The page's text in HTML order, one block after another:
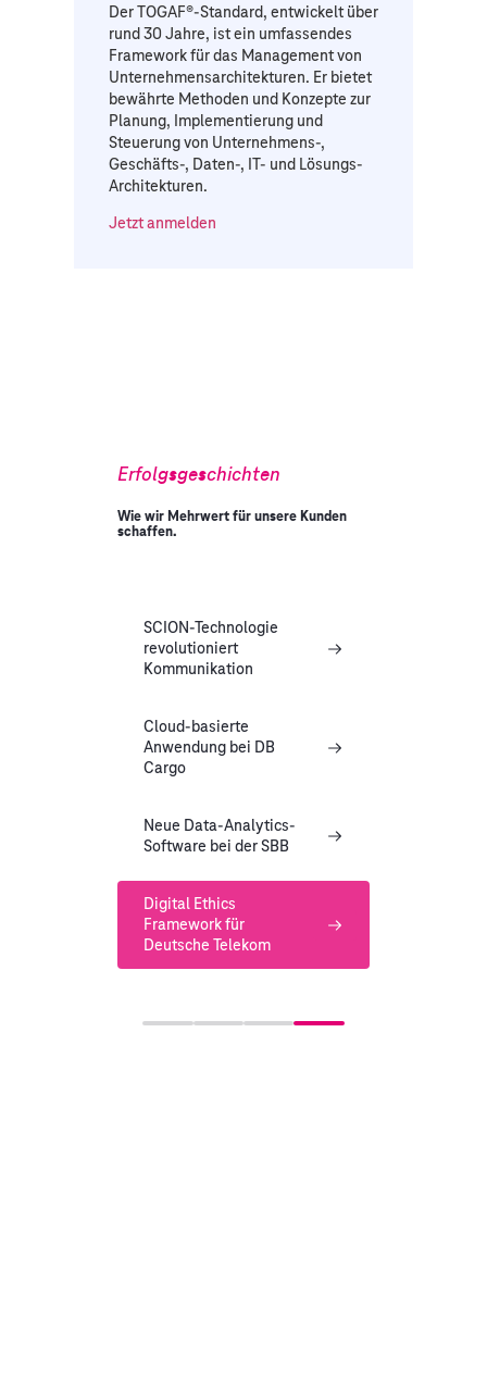
Der TOGAF®-Standard, entwickelt über
rund 30 Jahre, ist ein umfassendes
Framework für das Management von
Unternehmensarchitekturen. Er bietet
bewährte Methoden und Konzepte zur
Planung, Implementierung und
Steuerung von Unternehmens-,
Geschäfts-, Daten-, IT- und Lösungs-
Architekturen.
Jetzt anmelden
Erfolgsgeschichten
Wie wir Mehrwert für unsere Kunden
schaffen.
SCION-Technologie
revolutioniert
Kommunikation
Cloud-basierte
Anwendung bei DB
Cargo
Neue Data-Analytics-
Software bei der SBB
Digital Ethics
Framework für
Deutsche Telekom